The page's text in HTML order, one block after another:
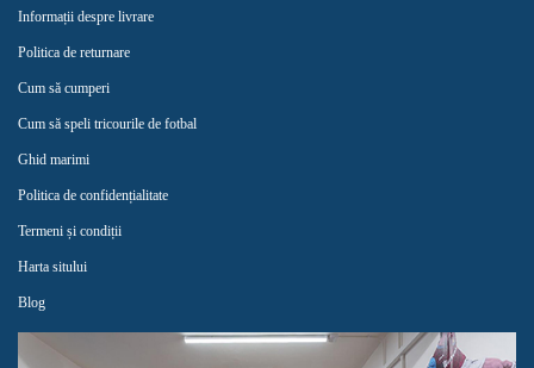
Informații despre livrare
Politica de returnare
Cum să cumperi
Cum să speli tricourile de fotbal
Ghid marimi
Politica de confidențialitate
Termeni și condiții
Harta sitului
Blog